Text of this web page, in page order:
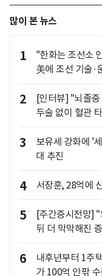
많이 본 뉴스
1
"한화는 조선소
美에 조선 기술·
2
[인터뷰] "뇌졸
두술 없이 혈관
3
보유세 강화에 '
대 추진
4 서장훈, 28억에
5
[주간증시전망]
뒤 더 막막해진
6
내후년부터 1주
가 100억 안팎